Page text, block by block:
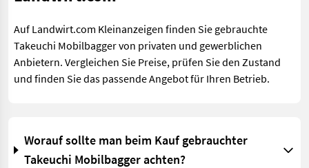
Auf Landwirt.com Kleinanzeigen finden Sie gebrauchte
Takeuchi Mobilbagger von privaten und gewerblichen
Anbietern. Vergleichen Sie Preise, prüfen Sie den Zustand
und finden Sie das passende Angebot für Ihren Betrieb.
Worauf sollte man beim Kauf gebrauchter
Takeuchi Mobilbagger achten?